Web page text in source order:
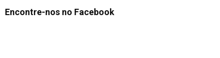
Encontre-nos no Facebook